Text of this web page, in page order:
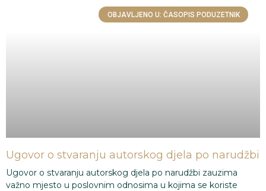
OBJAVLJENO U: ČASOPIS PODUZETNIK
Ugovor o stvaranju autorskog djela po narudžbi
Ugovor o stvaranju autorskog djela po narudžbi zauzima
važno mjesto u poslovnim odnosima u kojima se koriste